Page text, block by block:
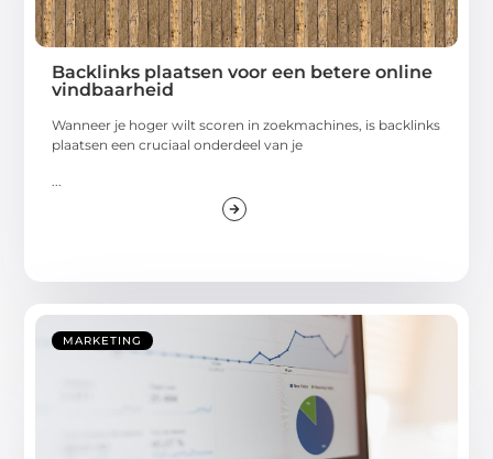
Backlinks plaatsen voor een betere online
vindbaarheid
Wanneer je hoger wilt scoren in zoekmachines, is backlinks
plaatsen een cruciaal onderdeel van je
MARKETING